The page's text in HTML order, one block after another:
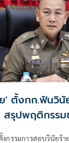
' ตั้งกก.ฟันวินั
สรุปพฤติกรร
กรรมการสอบวินัยร้า